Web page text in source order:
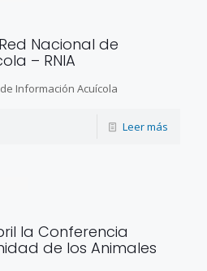
Nacional de
– RNIA
Información Acuícola
Leer más
la Conferencia
de los Animales